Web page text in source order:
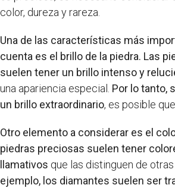
color, dureza y rareza.
Una de las características más
cuenta es el brillo de la piedra. Las
suelen tener un brillo intenso y
una apariencia especial. Por lo tanto,
un brillo extraordinario, es posible
Otro elemento a considerar es el
piedras preciosas suelen tener
llamativos que las distinguen de otras
ejemplo, los diamantes suelen ser